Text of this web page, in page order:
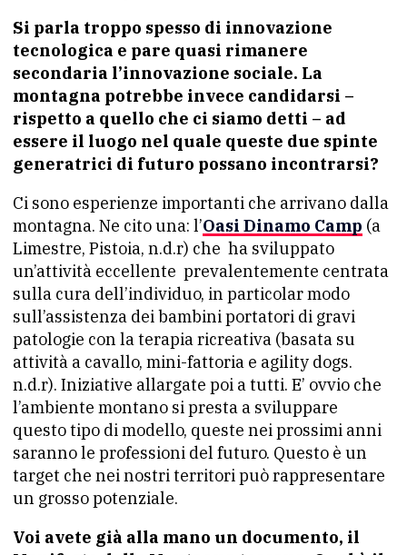
Si parla troppo spesso di innovazione
tecnologica e pare quasi rimanere
secondaria l’innovazione sociale. La
montagna potrebbe invece candidarsi –
rispetto a quello che ci siamo detti – ad
essere il luogo nel quale queste due spinte
generatrici di futuro possano incontrarsi?
Ci sono esperienze importanti che arrivano dalla
montagna. Ne cito una: l’Oasi Dinamo Camp (a
Limestre, Pistoia, n.d.r) che ha sviluppato
un’attività eccellente prevalentemente centrata
sulla cura dell’individuo, in particolar modo
sull’assistenza dei bambini portatori di gravi
patologie con la terapia ricreativa (basata su
attività a cavallo, mini-fattoria e agility dogs.
n.d.r). Iniziative allargate poi a tutti. E’ ovvio che
l’ambiente montano si presta a sviluppare
questo tipo di modello, queste nei prossimi anni
saranno le professioni del futuro. Questo è un
target che nei nostri territori può rappresentare
un grosso potenziale.
Voi avete già alla mano un documento, il